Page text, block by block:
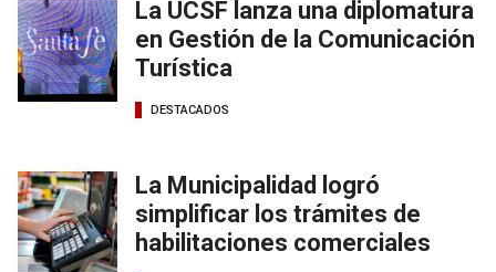
La UCSF lanza una diplomatura
en Gestión de la Comunicación
Turística
DESTACADOS
La Municipalidad logró
simplificar los trámites de
habilitaciones comerciales